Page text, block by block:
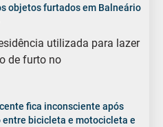
objetos furtados em Balneário
utilizada para lazer
de furto no
fica inconsciente após
entre bicicleta e motocicleta e